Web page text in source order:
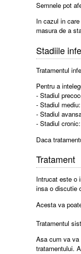
Semnele pot
In cazul in
masura de a
Stadiile
Tratamentul
Pentru a
- Stadiul
- Stadiul
- Stadiul
- Stadiul
Daca
Tratament
Intrucat este o
insa o discutie
Acesta va
Tratamentul
Asa cum va va
tratamentului.